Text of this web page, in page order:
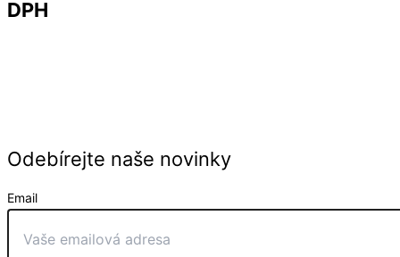
DPH
Odebírejte naše novinky
Email